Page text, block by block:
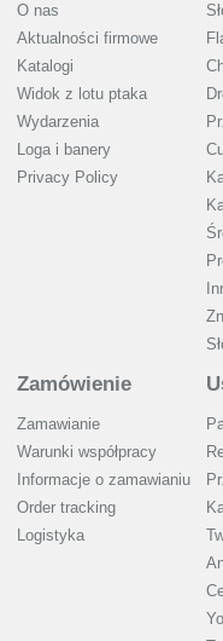
O nas
Aktualności firmowe
Katalogi
Widok z lotu ptaka
Wydarzenia
Loga i banery
Privacy Policy
Zamówienie
Zamawianie
Warunki współpracy
Informacje o zamawianiu
Order tracking
Logistyka